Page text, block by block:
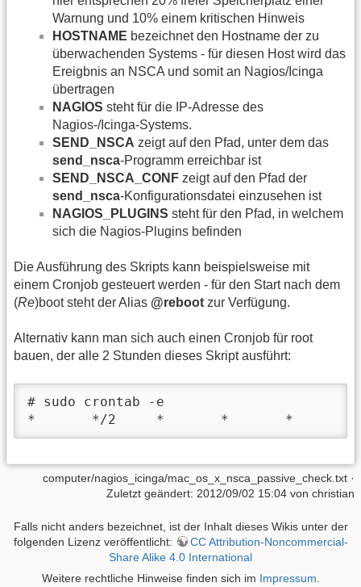
Warnung und 10% einem kritischen Hinweis
HOSTNAME bezeichnet den Hostname der zu
überwachenden Systems - für diesen Host wird das
Ereigbnis an NSCA und somit an Nagios/Icinga
übertragen
NAGIOS steht für die IP-Adresse des
Nagios-/Icinga-Systems.
SEND_NSCA zeigt auf den Pfad, unter dem das
send_nsca-Programm erreichbar ist
SEND_NSCA_CONF zeigt auf den Pfad der
send_nsca-Konfigurationsdatei einzusehen ist
NAGIOS_PLUGINS steht für den Pfad, in welchem
sich die Nagios-Plugins befinden
Die Ausführung des Skripts kann beispielsweise mit
einem Cronjob gesteuert werden - für den Start nach dem
(Re)boot steht der Alias @reboot zur Verfügung.
Alternativ kann man sich auch einen Cronjob für root
bauen, der alle 2 Stunden dieses Skript ausführt:
# sudo crontab -e
*       */2     *       *       *       /opt/
computer/nagios_icinga/mac_os_x_nsca_passive_check.txt ·
Zuletzt geändert: 2012/09/02 15:04 von christian
Falls nicht anders bezeichnet, ist der Inhalt dieses Wikis unter der
folgenden Lizenz veröffentlicht:
CC Attribution-Noncommercial-
Share Alike 4.0 International
Weitere rechtliche Hinweise finden sich im Impressum